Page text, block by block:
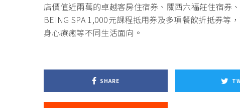
店價值近兩萬的卓越客房住宿券、關西六福莊住宿券
BEING SPA 1,000元課程抵用券及多項餐飲折抵券等
身心療癒等不同生活面向。
SHARE